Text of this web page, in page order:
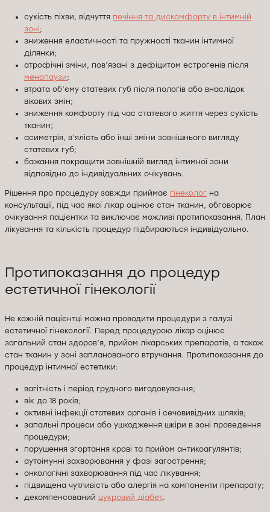
сухість піхви, відчуття печіння та дискомфорту в інтимній
зоні;
зниження еластичності та пружності тканин інтимної
ділянки;
атрофічні зміни, пов’язані з дефіцитом естрогенів після
менопаузи;
втрата об’єму статевих губ після пологів або внаслідок
вікових змін;
зниження комфорту під час статевого життя через сухість
тканин;
асиметрія, в’ялість або інші зміни зовнішнього вигляду
статевих губ;
бажання покращити зовнішній вигляд інтимної зони
відповідно до індивідуальних очікувань.
Рішення про процедуру завжди приймає гінеколог на
консультації, під час якої лікар оцінює стан тканин, обговорює
очікування пацієнтки та виключає можливі протипоказання. План
лікування та кількість процедур підбираються індивідуально.
Протипоказання до процедур
естетичної гінекології
Не кожній пацієнтці можна проводити процедури з галузі
естетичної гінекології. Перед процедурою лікар оцінює
загальний стан здоров’я, прийом лікарських препаратів, а також
стан тканин у зоні запланованого втручання. Протипоказання до
процедур інтимної естетики:
вагітність і період грудного вигодовування;
вік до 18 років;
активні інфекції статевих органів і сечовивідних шляхів;
запальні процеси або ушкодження шкіри в зоні проведення
процедури;
порушення згортання крові та прийом антикоагулянтів;
аутоімунні захворювання у фазі загострення;
онкологічні захворювання під час лікування;
підвищена чутливість або алергія на компоненти препарату;
декомпенсований цукровий діабет.